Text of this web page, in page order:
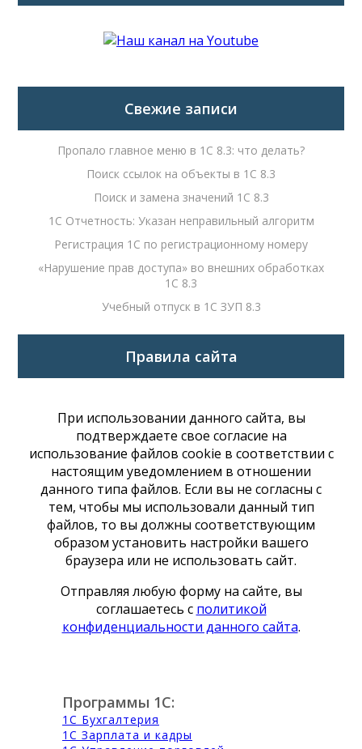
Свежие записи
Пропало главное меню в 1С 8.3: что делать?
Поиск ссылок на объекты в 1С 8.3
Поиск и замена значений 1С 8.3
1С Отчетность: Указан неправильный алгоритм
Регистрация 1С по регистрационному номеру
«Нарушение прав доступа» во внешних обработках
1С 8.3
Учебный отпуск в 1С ЗУП 8.3
Правила сайта
При использовании данного сайта, вы
подтверждаете свое согласие на
использование файлов cookie в соответствии с
настоящим уведомлением в отношении
данного типа файлов. Если вы не согласны с
тем, чтобы мы использовали данный тип
файлов, то вы должны соответствующим
образом установить настройки вашего
браузера или не использовать сайт.
Отправляя любую форму на сайте, вы
соглашаетесь с политикой
конфиденциальности данного сайта.
Программы 1С:
1С Бухгалтерия
1С Зарплата и кадры